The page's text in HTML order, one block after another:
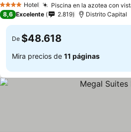
4 EstrellasHotel Piscina en la azotea con
8,6 Excelente 2.819 Distrito Capital
De $48.618
Mira precios de 11 páginas